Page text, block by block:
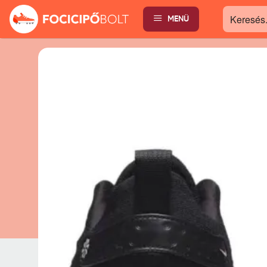
MENÜ Keresés...